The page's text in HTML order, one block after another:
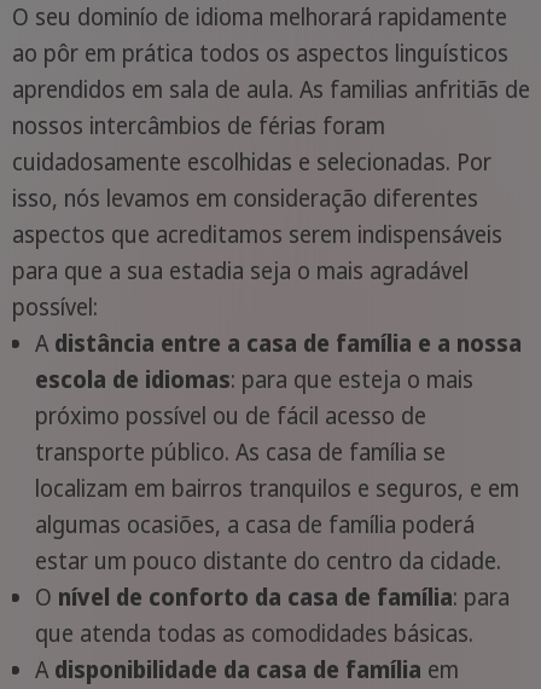
O seu dominío de idioma melhorará rapidamente
ao pôr em prática todos os aspectos linguísticos
aprendidos em sala de aula. As familias anfritiãs de
nossos intercâmbios de férias foram
cuidadosamente escolhidas e selecionadas. Por
isso, nós levamos em consideração diferentes
aspectos que acreditamos serem indispensáveis
para que a sua estadia seja o mais agradável
possível:
A distância entre a casa de família e a nossa
escola de idiomas: para que esteja o mais
próximo possível ou de fácil acesso de
transporte público. As casa de família se
localizam em bairros tranquilos e seguros, e em
algumas ocasiões, a casa de família poderá
estar um pouco distante do centro da cidade.
O nível de conforto da casa de família: para
que atenda todas as comodidades básicas.
A disponibilidade da casa de família em